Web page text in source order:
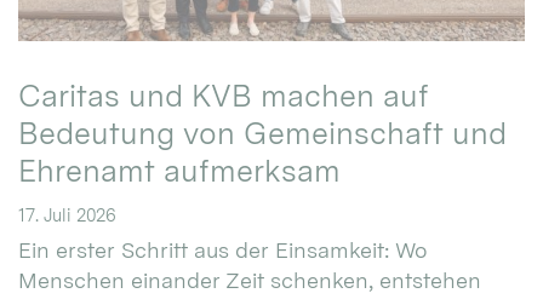
Caritas und KVB machen auf
Bedeutung von Gemeinschaft und
Ehrenamt aufmerksam
17. Juli 2026
Ein erster Schritt aus der Einsamkeit: Wo
Menschen einander Zeit schenken, entstehen